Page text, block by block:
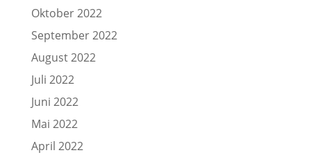
Oktober 2022
September 2022
August 2022
Juli 2022
Juni 2022
Mai 2022
April 2022